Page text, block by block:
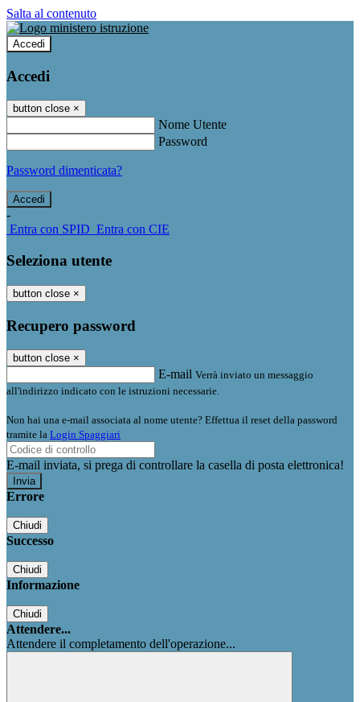
Salta al contenuto
Accedi
Accedi
button close ×
Nome Utente
Password
Password dimenticata?
-
Entra con SPID Entra con CIE
Seleziona utente
button close ×
Recupero password
button close ×
E-mail Verrà inviato un messaggio
all'indirizzo indicato con le istruzioni necessarie.
Non hai una e-mail associata al nome utente? Effettua il reset della password
tramite la Login Spaggiari
E-mail inviata, si prega di controllare la casella di posta elettronica!
Errore
Chiudi
Successo
Chiudi
Informazione
Chiudi
Attendere...
Attendere il completamento dell'operazione...